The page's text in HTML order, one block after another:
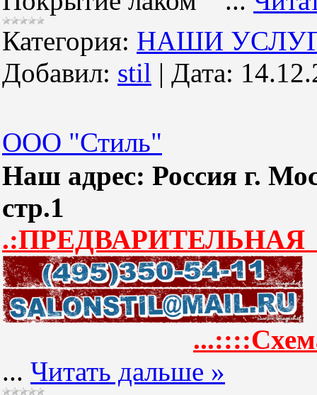
Категория: НАШИ
Добавил: stil | Дата:
ООО "Стиль"
Наш адрес: Россия г.
стр.1
... Читать дальше »